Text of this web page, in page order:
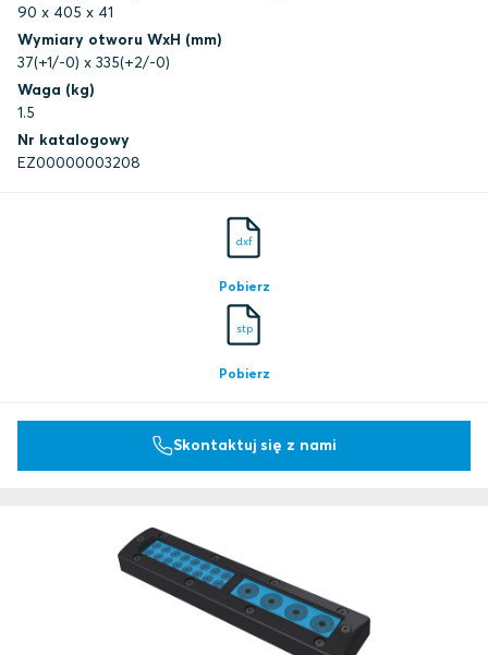
90 x 405 x 41
Wymiary otworu WxH (mm)
37(+1/-0) x 335(+2/-0)
Waga (kg)
1.5
Nr katalogowy
EZ00000003208
dxf
Pobierz
stp
Pobierz
Skontaktuj się z nami